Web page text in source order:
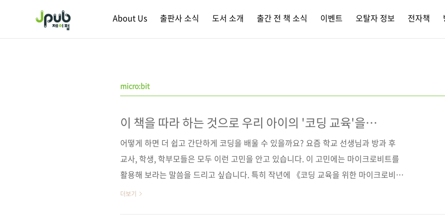
About Us 출판사 소식 도서 소개 출간 전 책 소식 이벤트 오탈자 정보 전자책
micro:bit
이 책을 따라 하는 것으로 우리 아이의 '코딩 교육'을
시작하세요!
어떻게 하면 더 쉽고 간단하게 코딩을 배울 수 있을까요? 요즘 학교 선생님과 방과 후
교사, 학생, 학부모들은 모두 이런 고민을 안고 있습니다. 이 고민에는 마이크로비트를
활용해 보라는 말씀을 드리고 싶습니다. 특히 작년에 《코딩 교육을 위한 마이크로비
트》 출간한 이후 마이크로비트를 더욱더 깊이 활용할 수 있도록 구성한 20개의 예제
더보기